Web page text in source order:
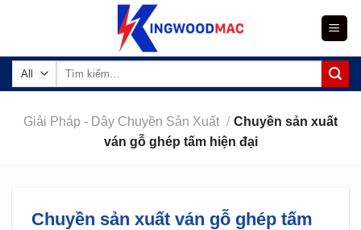
Tìm
Giải Pháp - Dây Chuyền Sản Xuất / Chuyền sản xuất
ván gỗ ghép tấm hiện đại
Chuyền sản xuất ván gỗ ghép tấm